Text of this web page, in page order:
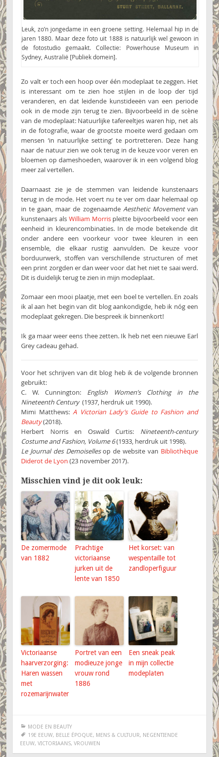
Leuk, zo’n jongedame in een groene setting. Helemaal hip in de
jaren 1880. Maar deze foto uit 1888 is natuurlijk wel gewoon in
de fotostudio gemaakt. Collectie: Powerhouse Museum in
Sydney, Australië [Publiek domein].
Zo valt er toch een hoop over één modeplaat te zeggen. Het
is interessant om te zien hoe stijlen in de loop der tijd
veranderen, en dat leidende kunstideeën van een periode
ook in de mode zijn terug te zien. Bijvoorbeeld in de scène
van de modeplaat: Natuurlijke tafereeltjes waren hip, net als
in de fotografie, waar de grootste moeite werd gedaan om
mensen ‘in natuurlijke setting’ te portretteren. Deze hang
naar de natuur zien we ook terug in de keuze voor veren en
bloemen op dameshoeden, waarover ik in een volgend blog
meer zal vertellen.
Daarnaast zie je de stemmen van leidende kunstenaars
terug in de mode. Het voert nu te ver om daar helemaal op
in te gaan, maar de zogenaamde Aesthetic Movementvan
kunstenaars als William Morrispleitte bijvoorbeeld voor een
eenheid in kleurencombinaties. In de mode betekende dit
onder andere een voorkeur voor twee kleuren in een
ensemble, die elkaar rustig aanvulden. De keuze voor
borduurwerk, stoffen van verschillende structuren of met
een print zorgden er dan weer voor dat het niet te saai werd.
Dit is duidelijk terug te zien in mijn modeplaat.
Zomaar een mooi plaatje, met een boel te vertellen. En zoals
ik al aan het begin van dit blog aankondigde, heb ik nóg een
modeplaat gekregen. Die bespreek ik binnenkort!
Ik ga maar weer eens thee zetten. Ik heb net een nieuwe Earl
Grey cadeau gehad.
Voor het schrijven van dit blog heb ik de volgende bronnen
gebruikt:
C. W. Cunnington: English Women’s Clothing in the
Nineteenth Century(1937, herdruk uit 1990).
Mimi Matthews:A Victorian Lady’s Guide to Fashion and
Beauty(2018).
Herbert Norris en Oswald Curtis: Nineteenth-century
Costume and Fashion, Volume 6(1933, herdruk uit 1998).
Le Journal des Demoisellesop de website van Bibliothèque
Diderot de Lyon (23 november 2017).
Misschien vind je dit ook leuk:
De zomermode
van 1882
Prachtige
victoriaanse
jurken uit de
lente van 1850
Het korset: van
wespentaille tot
zandloperfiguur
Victoriaanse
haarverzorging:
Haren wassen
met
rozemarijnwater
Portret van een
modieuze jonge
vrouw rond
1886
Een sneak peak
in mijn collectie
modeplaten
MODE EN BEAUTY
19E EEUW, BELLE ÉPOQUE, MENS & CULTUUR, NEGENTIENDE
EEUW, VICTORIAANS, VROUWEN